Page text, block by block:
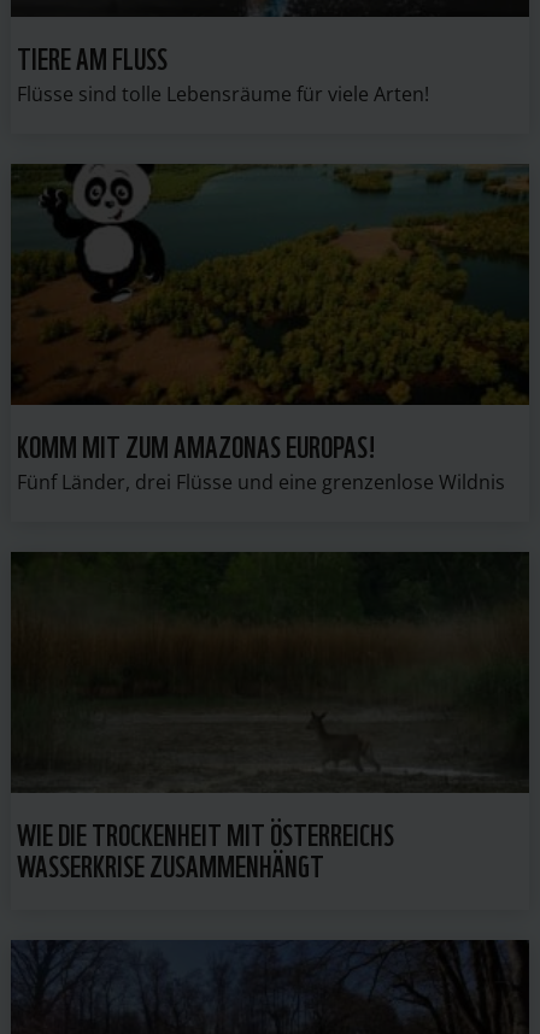
TIERE AM FLUSS
Flüsse sind tolle Lebensräume für viele Arten!
KOMM MIT ZUM AMAZONAS EUROPAS!
Fünf Länder, drei Flüsse und eine grenzenlose Wildnis
WIE DIE TROCKENHEIT MIT ÖSTERREICHS
WASSERKRISE ZUSAMMENHÄNGT